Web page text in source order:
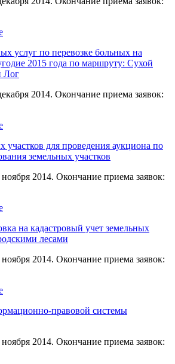
услуг по перевозке больных на
2015 года по маршруту: Сухой
Лог
2014. Окончание приема заявок:
участков для проведения аукциона по
земельных участков
2014. Окончание приема заявок:
на кадастровый учет земельных
лесами
2014. Окончание приема заявок:
правовой системы
2014. Окончание приема заявок: